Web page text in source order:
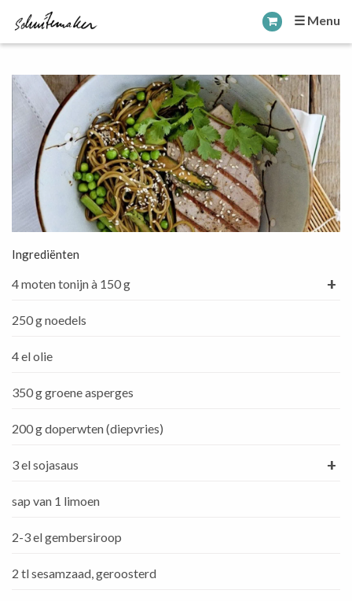
☰ Menu
Ingrediënten
4 moten tonijn à 150 g +
250 g noedels
4 el olie
350 g groene asperges
200 g doperwten (diepvries)
3 el sojasaus +
sap van 1 limoen
2-3 el gembersiroop
2 tl sesamzaad, geroosterd